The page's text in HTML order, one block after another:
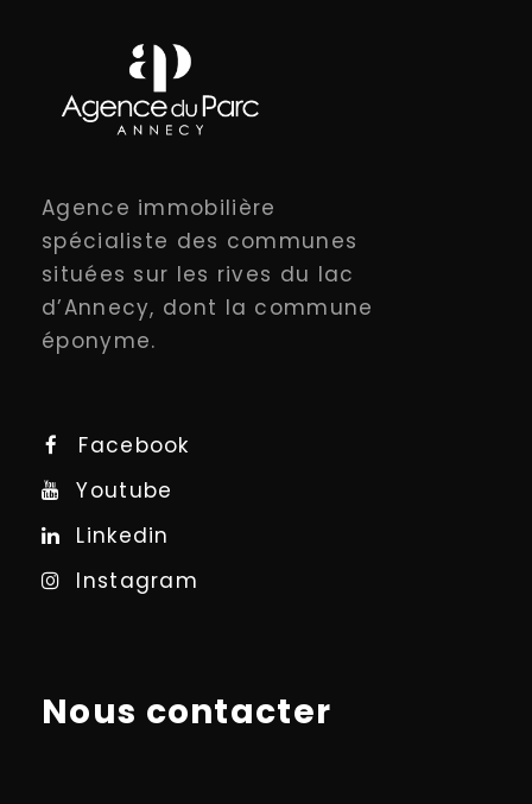
Agence immobilière
spécialiste des communes
situées sur les rives du lac
d’Annecy, dont la commune
éponyme.
Facebook
Youtube
Linkedin
Instagram
Nous contacter